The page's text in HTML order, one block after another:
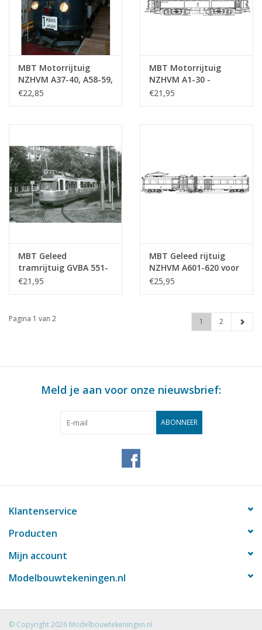
MBT Motorrijtuig
NZHVM A37-40, A58-59,
aanh.rijtuig B63,
€22,85
MBT Motorrijtuig
NZHVM A1-30 -
"Metallurgique" -
€21,95
MBT Geleed
tramrijtuig GVBA 551-
587 voor spoor 0 -
€21,95
MBT Geleed rijtuig
NZHVM A601-620 voor
spoor I - Bouwtekening
€25,95
Pagina 1 van 2 1 2
Meld je aan voor onze nieuwsbrief:
ABONNEER
Klantenservice
Producten
Mijn account
Modelbouwtekeningen.nl
© Copyright 2026 Modelbouwtekeningen.nl